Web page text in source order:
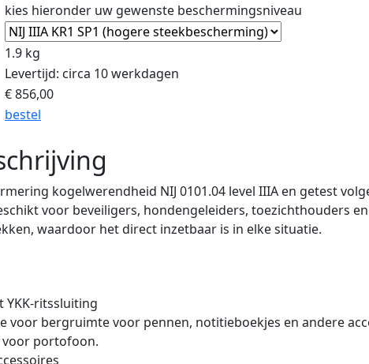
kies hieronder uw gewenste beschermingsniveau
1.9 kg
Levertijd: circa 10 werkdagen
€856,00
bestel
kogelwerendheid NIJ 0101.04 level IIIA en getest
voor beveiligers, hondengeleiders, toezichthouders
waardoor het direct inzetbaar is in elke situatie.
YKK-ritssluiting
voor bergruimte voor pennen, notitieboekjes en andere
voor portofoon.